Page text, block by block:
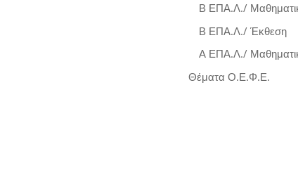
Β ΕΠΑ.Λ./
Β ΕΠΑ.Λ./ Έκθεση
Α ΕΠΑ.Λ./
Θέματα Ο.Ε.Φ.Ε.